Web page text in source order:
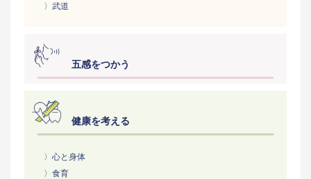
〉武道
五感をつかう
健康を考える
〉心と身体
〉食育